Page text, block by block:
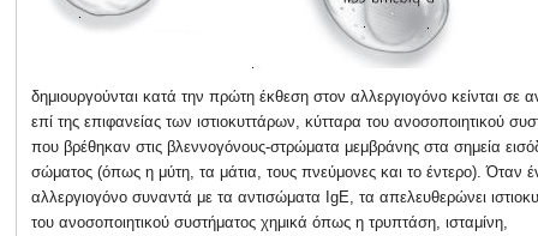
δημιουργούνται κατά την πρώτη έκθεση στον αλλεργιογόνο κείνται σε
επί της επιφανείας των ιστιοκυττάρων, κύτταρα του ανοσοποιητικού
που βρέθηκαν στις βλεννογόνους-στρώματα μεμβράνης στα σημεία
σώματος (όπως η μύτη, τα μάτια, τους πνεύμονες και το έντερο). Όταν
αλλεργιογόνο συναντά με τα αντισώματα IgE, τα απελευθερώνει
του ανοσοποιητικού συστήματος χημικά όπως η τρυπτάση, ισταμίνη,